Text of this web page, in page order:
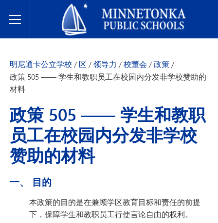
Toggle Menu
明尼通卡公立学校
明尼通卡公立学校 / 区/领导力 /校董会 /政策/
政策 505 —— 学生和教职员工在校园内分发非学校赞助的
材料
政策 505 —— 学生和教职
员工在校园内分发非学校
赞助的材料
一、 目的
本政策的目的是在兼顾学区教育目标和责任的前提
下，保障学生和教职员工行使言论自由的权利。